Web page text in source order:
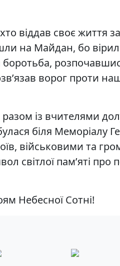
віддав своє життя
на Майдан, бо
боротьба,
ворог проти
із вчителями
біля Меморіалу
військовими та
світлої пам’яті про
Небесної Сотні!